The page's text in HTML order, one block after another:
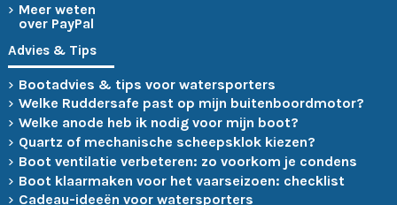
Meer weten
over PayPal
Advies & Tips
Bootadvies & tips voor watersporters
Welke Ruddersafe past op mijn buitenboordmotor?
Welke anode heb ik nodig voor mijn boot?
Quartz of mechanische scheepsklok kiezen?
Boot ventilatie verbeteren: zo voorkom je condens
Boot klaarmaken voor het vaarseizoen: checklist
Cadeau-ideeën voor watersporters